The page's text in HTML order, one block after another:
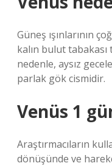
Güneş ışınlarının
kalın bulut tabakası
nedenle, aysız
parlak gök cismidir.
Venüs 1
Araştırmacıların
dönüşünde ve